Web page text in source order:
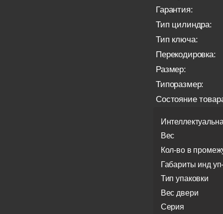
Гарантия:
Тип цилиндра:
Тип ключа:
Перекодировка:
Размер:
Типоразмер:
Состояние
Вес
Кол-во в
Габариты инд
Тип упаковки
Вес двери
Серия